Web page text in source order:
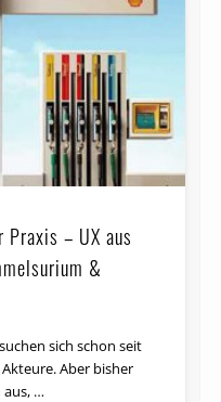
Praxis – UX aus
&
sich schon seit
Aber bisher
aus, …